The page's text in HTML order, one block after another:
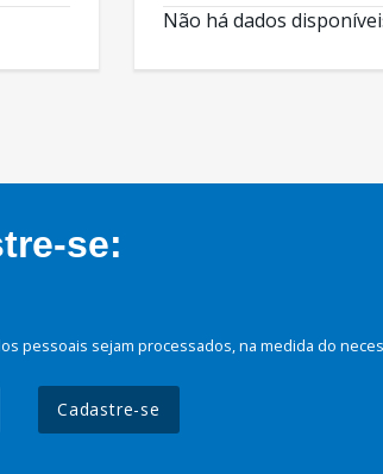
Não há dados
se:
pessoais sejam processados, na medida do
Cadastre-se